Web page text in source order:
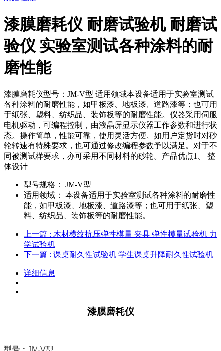
漆膜磨耗仪 耐磨试验机 耐磨试
验仪 实验室测试各种涂料的耐
磨性能
漆膜磨耗仪型号：JM-V型 适用领域本设备适用于实验室测试
各种涂料的耐磨性能，如甲板漆、地板漆、道路漆等；也可用
于纸张、塑料、纺织品、装饰板等的耐磨性能。仪器采用伺服
电机驱动，可编程控制，由液晶屏显示仪器工作参数和进行状
态。操作简单，性能可靠，使用灵活方便。如用户定货时对砂
轮转速有特殊要求，也可通过修改编程参数予以满足。对于不
同被测试样要求，亦可采用不同材料的砂轮。产品优点1、 整
体设计
型号规格：
JM-V型
适用领域：
本设备适用于实验室测试各种涂料的耐磨性
能，如甲板漆、地板漆、道路漆等；也可用于纸张、塑
料、纺织品、装饰板等的耐磨性能。
上一篇 : 木材横纹抗压弹性模量 夹具 弹性模量试验机 力
学试验机
下一篇 : 课桌耐久性试验机 学生课桌升降耐久性试验机
详细信息
漆膜磨耗仪